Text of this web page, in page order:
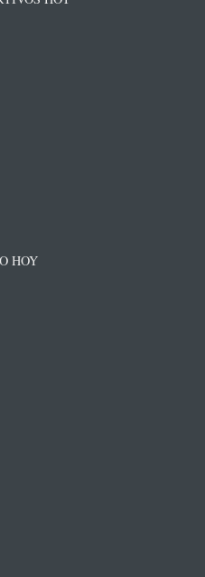
HOY